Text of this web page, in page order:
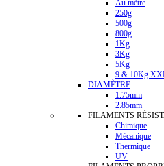
Au mètre
250g
500g
800g
1Kg
3Kg
5Kg
9 & 10Kg
DIAMÈTRE
1.75mm
2.85mm
FILAMENTS
Chimique
Mécanique
Thermique
UV